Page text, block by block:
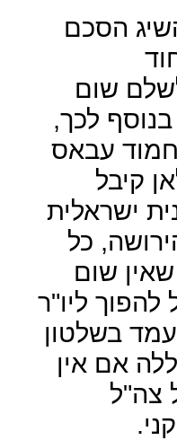
הסכם
שום
לכך,
עבאס
קיבל
ישראלית
כל
שום
ליו"ר
בשלטון
אם אין
צה"ל